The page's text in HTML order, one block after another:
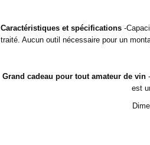
Caractéristiques et spécifications-
traité. Aucun outil nécessaire pour un
Grand cadeau pour tout amateur de vin
est